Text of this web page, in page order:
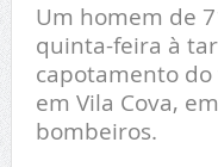
Um homem de
quinta-feira à
capotamento
em Vila Cova,
bombeiros.